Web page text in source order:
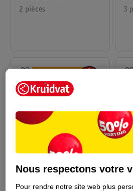
2 pièces
3
Baume Du Tigre Patch
3 pièces
9.
99
Nous respectons votre
Pour rendre notre site web plus